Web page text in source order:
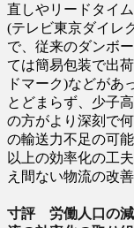
直しやリードタイ
(テレビ東京ダイレ
で、従来のダンボ
ては簡易包装で出
ドマーク)などがあ
とどまらず、少子
の方がより深刻で
の輸送力不足の可
以上の効率化の工
え間ない物流の改
寸評 労働人口の減